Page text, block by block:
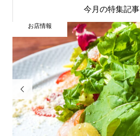
今月の特集記事

お店情報